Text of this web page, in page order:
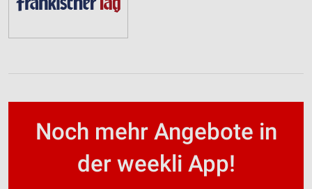
Noch mehr Angebote in
der weekli App!